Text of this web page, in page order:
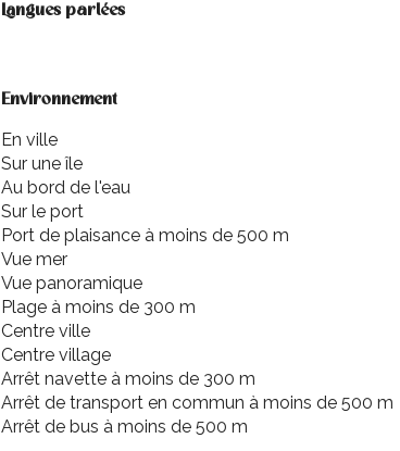
Langues parlées
Langues parlées
Environnement
Environnement
En ville
Sur une île
Au bord de l'eau
Sur le port
Port de plaisance à moins de 500 m
Vue mer
Vue panoramique
Plage à moins de 300 m
Centre ville
Centre village
Arrêt navette à moins de 300 m
Arrêt de transport en commun à moins de 500 m
Arrêt de bus à moins de 500 m